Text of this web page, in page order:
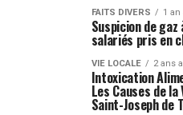
FAITS DIVERS 1 an
Suspicion de
salariés pris en
VIE LOCALE 2 ans
Intoxication
Les Causes de la
Saint-Joseph